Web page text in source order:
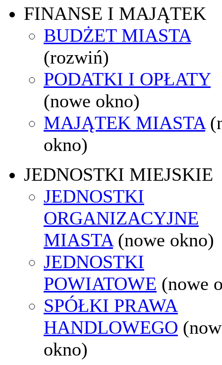
FINANSE I MAJĄTEK
BUDŻET MIASTA
(rozwiń)
PODATKI I OPŁATY
(nowe okno)
MAJĄTEK MIASTA
okno)
JEDNOSTKI MIEJSKIE
JEDNOSTKI
ORGANIZACYJNE
MIASTA (nowe okno)
JEDNOSTKI
POWIATOWE (nowe
SPÓŁKI PRAWA
HANDLOWEGO
okno)